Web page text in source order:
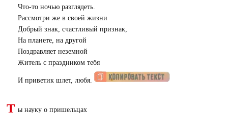
Что-то ночью разглядеть.
Рассмотри же в своей жизни
Добрый знак, счастливый признак,
На планете, на другой
Поздравляет неземной
Житель с праздником тебя
И приветик шлет, любя.
Т ы науку о пришельцах